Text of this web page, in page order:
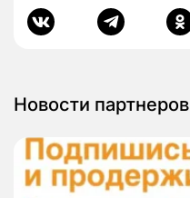
Новости партнеров